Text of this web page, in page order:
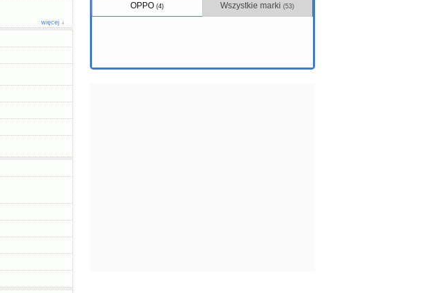
więcej ↓
OPPO(4) Wszystkie marki(53)